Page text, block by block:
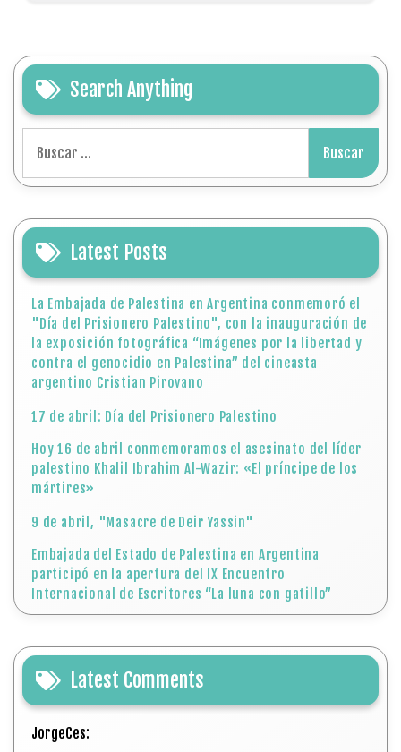
Search Anything
Latest Posts
La Embajada de Palestina en Argentina conmemoró el
"Día del Prisionero Palestino", con la inauguración de
la exposición fotográfica “Imágenes por la libertad y
contra el genocidio en Palestina” del cineasta
argentino Cristian Pirovano
17 de abril: Día del Prisionero Palestino
Hoy 16 de abril conmemoramos el asesinato del líder
palestino Khalil Ibrahim Al-Wazir: «El príncipe de los
mártires»
9 de abril, "Masacre de Deir Yassin"
Embajada del Estado de Palestina en Argentina
participó en la apertura del IX Encuentro
Internacional de Escritores “La luna con gatillo”
Latest Comments
JorgeCes: